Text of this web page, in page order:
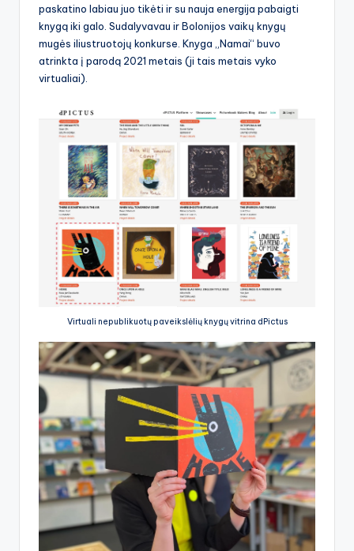
paskatino labiau juo tikėti ir su nauja energija pabaigti
knygą iki galo. Sudalyvavau ir Bolonijos vaikų knygų
mugės iliustruotojų konkurse. Knyga „Namai“ buvo
atrinkta į parodą 2021 metais (ji tais metais vyko
virtualiai).
Virtuali nepublikuotų paveikslėlių knygų vitrina dPictus